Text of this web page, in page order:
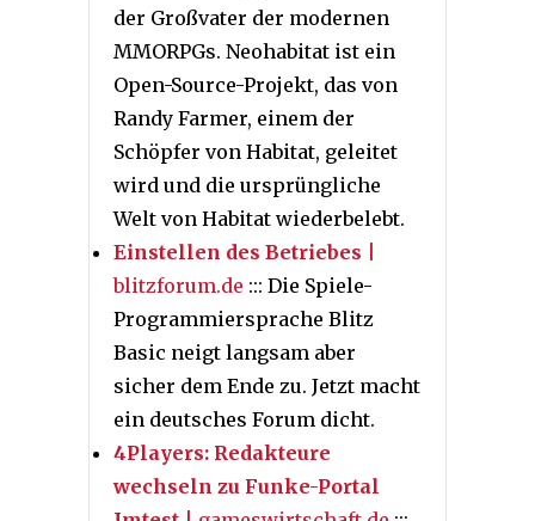
der Großvater der modernen
MMORPGs. Neohabitat ist ein
Open-Source-Projekt, das von
Randy Farmer, einem der
Schöpfer von Habitat, geleitet
wird und die ursprüngliche
Welt von Habitat wiederbelebt.
Einstellen des Betriebes
blitzforum.de ::: Die Spiele-
Programmiersprache Blitz
Basic neigt langsam aber
sicher dem Ende zu. Jetzt macht
ein deutsches Forum dicht.
4Players: Redakteure
wechseln zu Funke-Portal